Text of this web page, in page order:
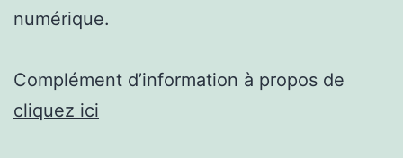
numérique.
Complément d’information à propos de
cliquez ici